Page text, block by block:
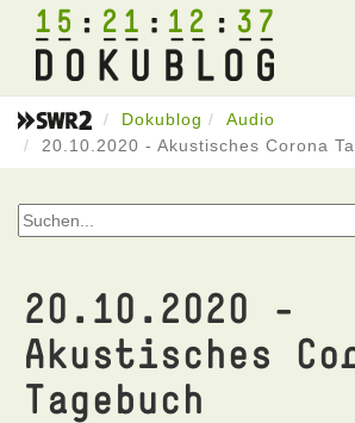
15 21 12 37
Dokublog
Audio
20.10.2020 - Akustisches Corona
20.10.2020 -
Akustisches
Tagebuch